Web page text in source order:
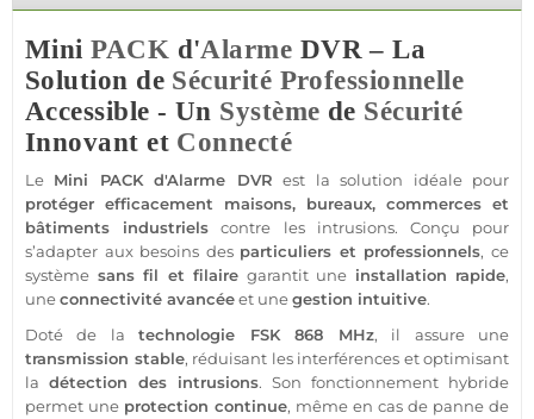
MiniPACK d'Alarme DVR – La
Solution de Sécurité Professionnelle
Accessible - Un Système de Sécurité
Innovant et Connecté
Le Mini PACKd'Alarme DVR est la solution idéale pour
protéger efficacement maisons, bureaux, commerces et
bâtiments industriels contre les intrusions. Conçu pour
s’adapter aux besoins des particuliers et professionnels, ce
système sans fil et filaire garantit une installation rapide,
uneconnectivité avancéeet unegestion intuitive.
Doté de latechnologie FSK 868 MHz, il assure une
transmission stable, réduisant les interférences et optimisant
la détection des intrusions. Son fonctionnement hybride
permet une protection continue, même en cas de panne de